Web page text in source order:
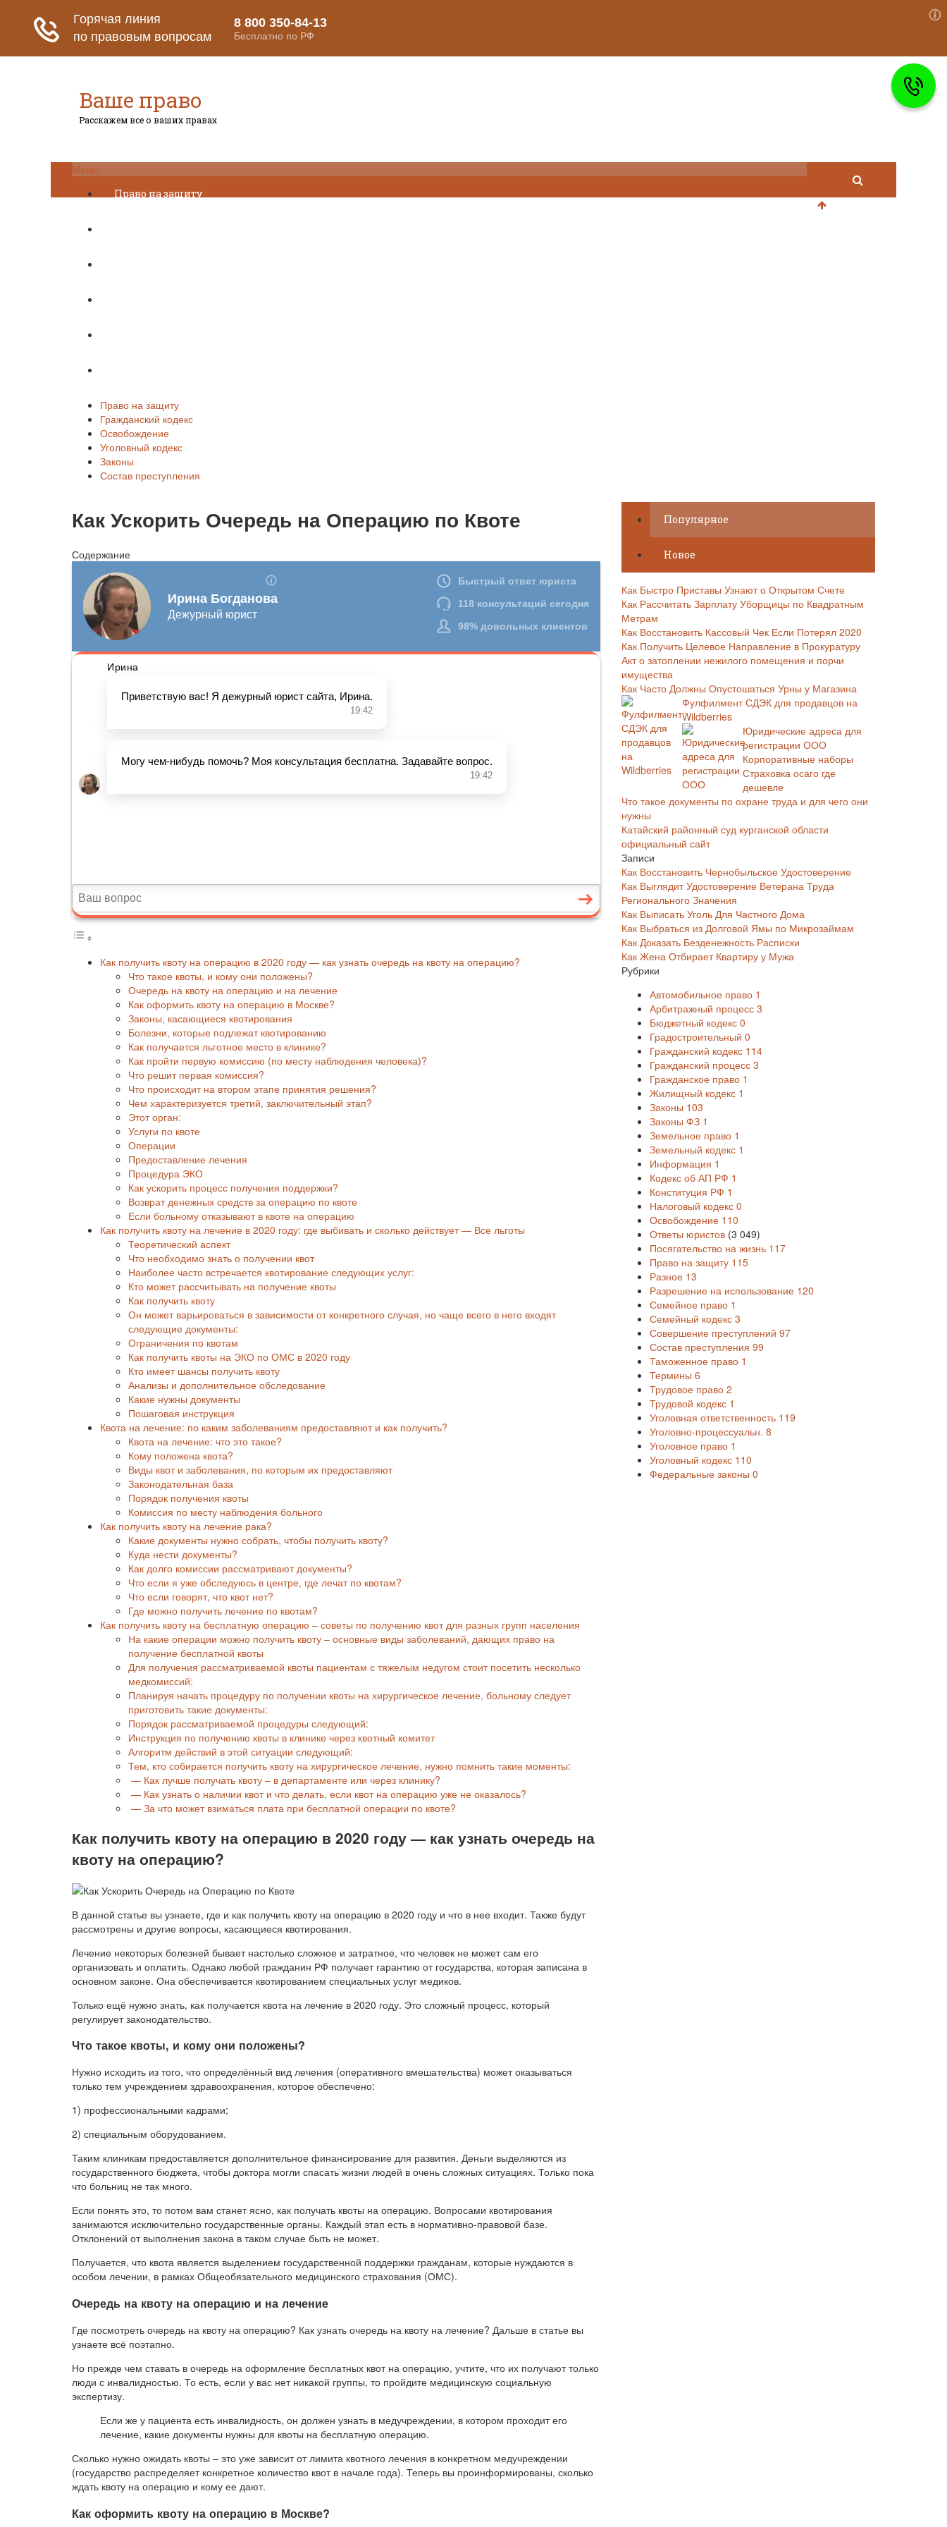
Ваше право
Расскажем все о ваших правах
Меню
Право на защиту
Право на защиту
Гражданский кодекс
Освобождение
Уголовный кодекс
Законы
Состав преступления
Как Ускорить Очередь на Операцию по Квоте
Содержание
Как получить квоту на операцию в 2020 году — как узнать очередь на квоту на операцию?
Что такое квоты, и кому они положены?
Очередь на квоту на операцию и на лечение
Как оформить квоту на операцию в Москве?
Законы, касающиеся квотирования
Болезни, которые подлежат квотированию
Как получается льготное место в клинике?
Как пройти первую комиссию (по месту наблюдения человека)?
Что решит первая комиссия?
Что происходит на втором этапе принятия решения?
Чем характеризуется третий, заключительный этап?
Этот орган:
Услуги по квоте
Операции
Предоставление лечения
Процедура ЭКО
Как ускорить процесс получения поддержки?
Возврат денежных средств за операцию по квоте
Если больному отказывают в квоте на операцию
Как получить квоту на лечение в 2020 году: где выбивать и сколько действует — Все льготы
Теоретический аспект
Что необходимо знать о получении квот
Наиболее часто встречается квотирование следующих услуг:
Кто может рассчитывать на получение квоты
Как получить квоту
Он может варьироваться в зависимости от конкретного случая, но чаще всего в него входят
следующие документы:
Ограничения по квотам
Как получить квоты на ЭКО по ОМС в 2020 году
Кто имеет шансы получить квоту
Анализы и дополнительное обследование
Какие нужны документы
Пошаговая инструкция
Квота на лечение: по каким заболеваниям предоставляют и как получить?
Квота на лечение: что это такое?
Кому положена квота?
Виды квот и заболевания, по которым их предоставляют
Законодательная база
Порядок получения квоты
Комиссия по месту наблюдения больного
Как получить квоту на лечение рака?
Какие документы нужно собрать, чтобы получить квоту?
Куда нести документы?
Как долго комиссии рассматривают документы?
Что если я уже обследуюсь в центре, где лечат по квотам?
Что если говорят, что квот нет?
Где можно получить лечение по квотам?
Как получить квоту на бесплатную операцию – советы по получению квот для разных групп населения
На какие операции можно получить квоту – основные виды заболеваний, дающих право на
получение бесплатной квоты
Для получения рассматриваемой квоты пациентам с тяжелым недугом стоит посетить несколько
медкомиссий:
Планируя начать процедуру по получении квоты на хирургическое лечение, больному следует
приготовить такие документы:
Порядок рассматриваемой процедуры следующий:
Инструкция по получению квоты в клинике через квотный комитет
Алгоритм действий в этой ситуации следующий:
Тем, кто собирается получить квоту на хирургическое лечение, нужно помнить такие моменты:
— Как лучше получать квоту – в департаменте или через клинику?
— Как узнать о наличии квот и что делать, если квот на операцию уже не оказалось?
— За что может взиматься плата при бесплатной операции по квоте?
Как получить квоту на операцию в 2020 году — как узнать очередь на
квоту на операцию?
В данной статье вы узнаете, где и как получить квоту на операцию в 2020 году и что в нее входит. Также будут
рассмотрены и другие вопросы, касающиеся квотирования.
Лечение некоторых болезней бывает настолько сложное и затратное, что человек не может сам его
организовать и оплатить. Однако любой гражданин РФ получает гарантию от государства, которая записана в
основном законе. Она обеспечивается квотированием специальных услуг медиков.
Только ещё нужно знать, как получается квота на лечение в 2020 году. Это сложный процесс, который
регулирует законодательство.
Что такое квоты, и кому они положены?
Нужно исходить из того, что определённый вид лечения (оперативного вмешательства) может оказываться
только тем учреждением здравоохранения, которое обеспечено:
1) профессиональными кадрами;
2) специальным оборудованием.
Таким клиникам предоставляется дополнительное финансирование для развития. Деньги выделяются из
государственного бюджета, чтобы доктора могли спасать жизни людей в очень сложных ситуациях. Только пока
что больниц не так много.
Если понять это, то потом вам станет ясно, как получать квоты на операцию. Вопросами квотирования
занимаются исключительно государственные органы. Каждый этап есть в нормативно-правовой базе.
Отклонений от выполнения закона в таком случае быть не может.
Получается, что квота является выделением государственной поддержки гражданам, которые нуждаются в
особом лечении, в рамках Общеобязательного медицинского страхования (ОМС).
Очередь на квоту на операцию и на лечение
Где посмотреть очередь на квоту на операцию? Как узнать очередь на квоту на лечение? Дальше в статье вы
узнаете всё поэтапно.
Но прежде чем ставать в очередь на оформление бесплатных квот на операцию, учтите, что их получают только
люди с инвалидностью. То есть, если у вас нет никакой группы, то пройдите медицинскую социальную
экспертизу.
Если же у пациента есть инвалидность, он должен узнать в медучреждении, в котором проходит его
лечение, какие документы нужны для квоты на бесплатную операцию.
Сколько нужно ожидать квоты – это уже зависит от лимита квотного лечения в конкретном медучреждении
(государство распределяет конкретное количество квот в начале года). Теперь вы проинформированы, сколько
ждать квоту на операцию и кому ее дают.
Как оформить квоту на операцию в Москве?
Популярное
Новое
Как Быстро Приставы Узнают о Открытом Счете
Как Рассчитать Зарплату Уборщицы по Квадратным
Метрам
Как Восстановить Кассовый Чек Если Потерял 2020
Как Получить Целевое Направление в Прокуратуру
Акт о затоплении нежилого помещения и порчи
имущества
Как Часто Должны Опустошаться Урны у Магазина
Фулфилмент СДЭК для продавцов на
Wildberries
Юридические адреса для
регистрации ООО
Корпоративные наборы
Страховка осаго где
дешевле
Что такое документы по охране труда и для чего они
нужны
Катайский районный суд курганской области
официальный сайт
Записи
Как Восстановить Чернобыльское Удостоверение
Как Выглядит Удостоверение Ветерана Труда
Регионального Значения
Как Выписать Уголь Для Частного Дома
Как Выбраться из Долговой Ямы по Микрозаймам
Как Доказать Безденежность Расписки
Как Жена Отбирает Квартиру у Мужа
Рубрики
Автомобильное право 1
Арбитражный процесс 3
Бюджетный кодекс 0
Градостроительный 0
Гражданский кодекс 114
Гражданский процесс 3
Гражданское право 1
Жилищный кодекс 1
Законы 103
Законы ФЗ 1
Земельное право 1
Земельный кодекс 1
Информация 1
Кодекс об АП РФ 1
Конституция РФ 1
Налоговый кодекс 0
Освобождение 110
Ответы юристов (3 049)
Посягательство на жизнь 117
Право на защиту 115
Разное 13
Разрешение на использование 120
Семейное право 1
Семейный кодекс 3
Совершение преступлений 97
Состав преступления 99
Таможенное право 1
Термины 6
Трудовое право 2
Трудовой кодекс 1
Уголовная ответственность 119
Уголовно-процессуальн. 8
Уголовное право 1
Уголовный кодекс 110
Федеральные законы 0